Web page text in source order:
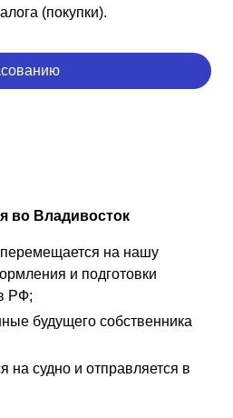
(покупки).
во Владивосток
перемещается на нашу
и подготовки
РФ;
будущего собственника
на судно и отправляется в